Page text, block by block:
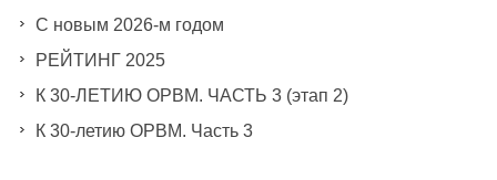
С новым 2026-м годом
РЕЙТИНГ 2025
К 30-ЛЕТИЮ ОРВМ. ЧАСТЬ 3 (этап 2)
К 30-летию ОРВМ. Часть 3